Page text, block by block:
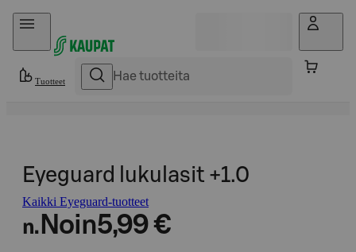
Hyppää sisältöön
Tuotteet
Eyeguard lukulasit +1.0
Kaikki Eyeguard-tuotteet
n. Noin5,99 €